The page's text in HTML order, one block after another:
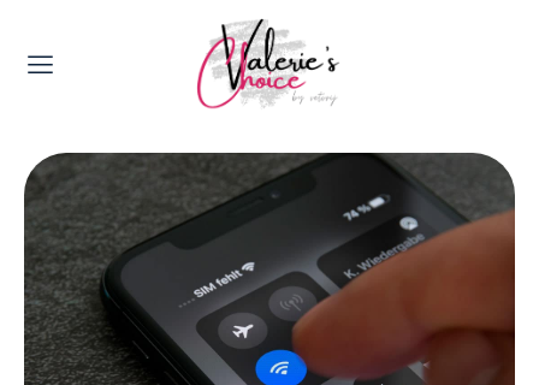
Valerie's Topics
Travel & Culture
Food & Drinks
Happyness & Opmerkelijk
Lifestyle, Sport & Duurzaamheid
Gadgets & Tech
Top 5 van Valerie
Health & Beauty